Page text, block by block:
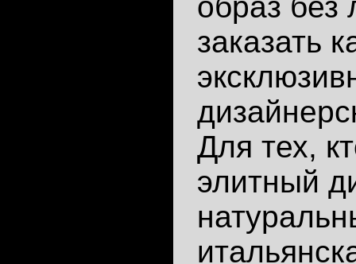
заказать
Для тех,
элитный